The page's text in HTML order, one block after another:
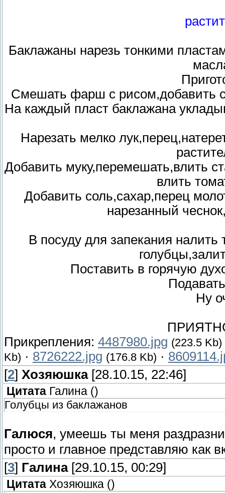
Баклажаны нарезь тонкими
Смешать фарш с рисом,добавить
На каждый пласт баклажана
Нарезать мелко
Добавить муку,перемешать,влить
влить
Добавить соль,сахар,перец
нарезанный
В посуду для запекания
Поставить в горячую
Ну
Прикрепления: 4487980.jpg (223.5 Kb)
Kb) · 8726222.jpg (176.8 Kb) ·
[2] Хозяюшка[28.10.15, 22:46]
Цитата Галина ()
Голубцы из баклажанов
Галюся, умеешь ты меня
просто и главное представляю как
[3] Галина[29.10.15, 00:29]
Цитата Хозяюшка ()